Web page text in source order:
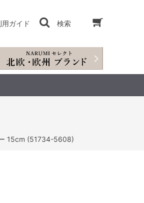
用ガイド 検索
15cm (51734-5608)